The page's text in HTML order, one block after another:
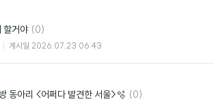
거야 댓
글
(0)
게시일 2026.07.23 06:43
동아리 <어쩌다 발견한 서울>🫧 댓
(0)